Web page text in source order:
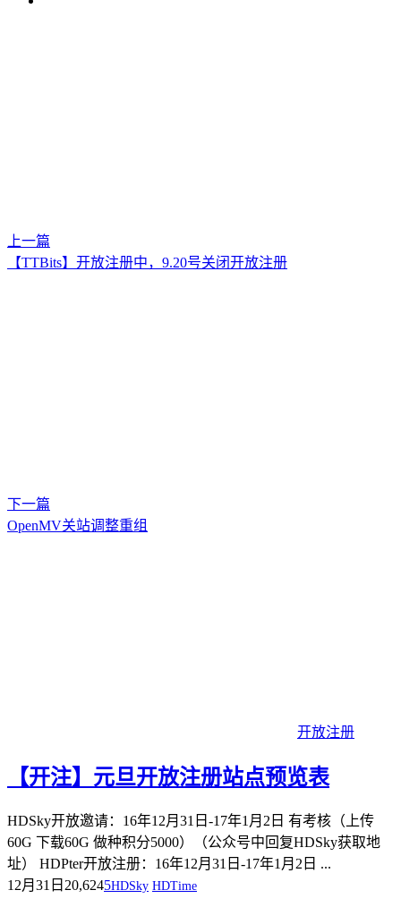
上一篇
【TTBits】开放注册中，9.20号关闭开放注册
下一篇
OpenMV关站调整重组
开放注册
【开注】元旦开放注册站点预览表
HDSky开放邀请：16年12月31日-17年1月2日 有考核（上传
60G 下载60G 做种积分5000）（公众号中回复HDSky获取地
址） HDPter开放注册：16年12月31日-17年1月2日 ...
12月31日 20,6245HDSky HDTime